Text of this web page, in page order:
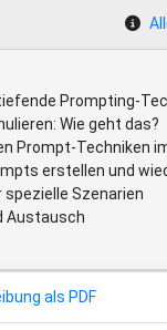
Prompting-
Wie geht das?
Prompt-Techniken
erstellen und
Szenarien
Austausch
als PDF